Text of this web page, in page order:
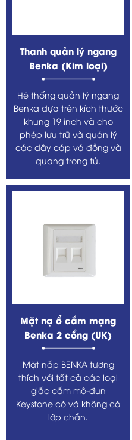
Thanh quản lý ngang
Benka (Kim loại)
Hệ thống quản lý ngang
Benka dựa trên kích thước
khung 19 inch và cho
phép lưu trữ và quản lý
các dây cáp vá đồng và
quang trong tủ.
Mặt nạ ổ cắm mạng
Benka 2 cổng (UK)
Mặt nắp BENKA tương
thích với tất cả các loại
giắc cắm mô-đun
Keystone có và không có
lớp chắn.